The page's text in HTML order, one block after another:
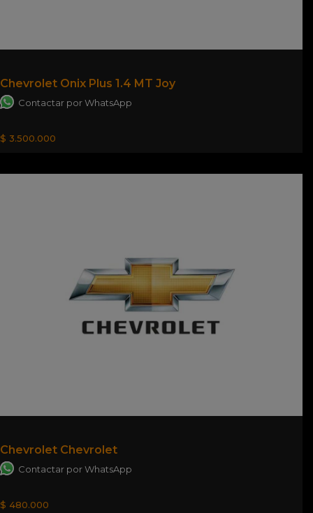
Chevrolet Onix Plus 1.4 MT Joy
Contactar por WhatsApp
$ 3.500.000
Chevrolet Chevrolet
Contactar por WhatsApp
$ 480.000